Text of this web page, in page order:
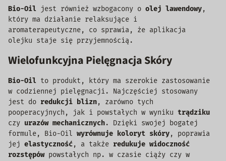
Bio-Oil jest również wzbogacony o olej lawendowy,
który ma działanie relaksujące i
aromaterapeutyczne, co sprawia, że aplikacja
olejku staje się przyjemnością.
Wielofunkcyjna Pielęgnacja Skóry
Bio-Oil to produkt, który ma szerokie zastosowanie
w codziennej pielęgnacji. Najczęściej stosowany
jest do redukcji blizn, zarówno tych
pooperacyjnych, jak i powstałych w wyniku trądziku
czy urazów mechanicznych. Dzięki swojej bogatej
formule, Bio-Oil wyrównuje koloryt skóry, poprawia
jej elastyczność, a także redukuje widoczność
rozstępówpowstałych np. w czasie ciąży czy w